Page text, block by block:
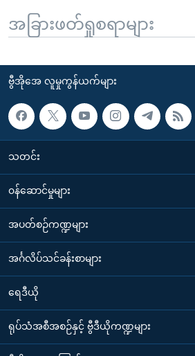
အခြားဖတ်ရှုစရာများ
ဗွီအိုအေ လူမှုကွန်ယက်များ
သတင်း
၀န်ဆောင်မှုများ
အပတ်စဉ်ကဏ္ဍများ
အင်္ဂလိပ်သင်ခန်းစာများ
ရေဒီယို
ရုပ်သံအစီအစဉ်နှင့် ဗွီဒီယိုကဏ္ဍများ